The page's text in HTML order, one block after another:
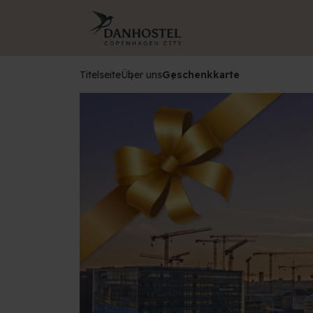
TitelseiteÜber unsGeschenkkarte